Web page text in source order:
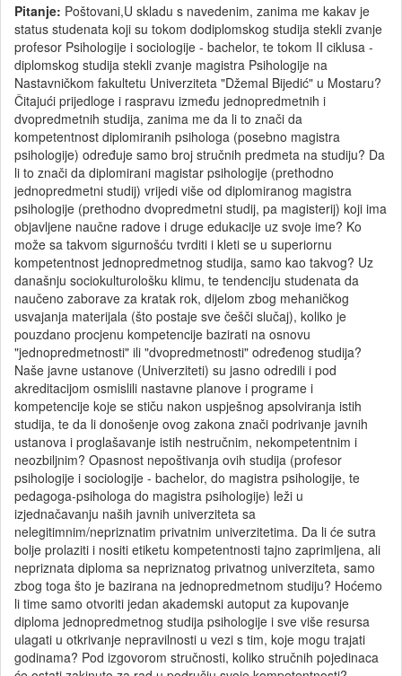
Pitanje: Poštovani,U skladu s navedenim, zanima me kakav je
status studenata koji su tokom dodiplomskog studija stekli zvanje
profesor Psihologije i sociologije - bachelor, te tokom II ciklusa -
diplomskog studija stekli zvanje magistra Psihologije na
Nastavničkom fakultetu Univerziteta "Džemal Bijedić" u Mostaru?
Čitajući prijedloge i raspravu između jednopredmetnih i
dvopredmetnih studija, zanima me da li to znači da
kompetentnost diplomiranih psihologa (posebno magistra
psihologije) određuje samo broj stručnih predmeta na studiju? Da
li to znači da diplomirani magistar psihologije (prethodno
jednopredmetni studij) vrijedi više od diplomiranog magistra
psihologije (prethodno dvopredmetni studij, pa magisterij) koji ima
objavljene naučne radove i druge edukacije uz svoje ime? Ko
može sa takvom sigurnošću tvrditi i kleti se u superiornu
kompetentnost jednopredmetnog studija, samo kao takvog? Uz
današnju sociokulturološku klimu, te tendenciju studenata da
naučeno zaborave za kratak rok, dijelom zbog mehaničkog
usvajanja materijala (što postaje sve češči slučaj), koliko je
pouzdano procjenu kompetencije bazirati na osnovu
"jednopredmetnosti" ili "dvopredmetnosti" određenog studija?
Naše javne ustanove (Univerziteti) su jasno odredili i pod
akreditacijom osmislili nastavne planove i programe i
kompetencije koje se stiču nakon uspješnog apsolviranja istih
studija, te da li donošenje ovog zakona znači podrivanje javnih
ustanova i proglašavanje istih nestručnim, nekompetentnim i
neozbiljnim? Opasnost nepoštivanja ovih studija (profesor
psihologije i sociologije - bachelor, do magistra psihologije, te
pedagoga-psihologa do magistra psihologije) leži u
izjednačavanju naših javnih univerziteta sa
nelegitimnim/nepriznatim privatnim univerzitetima. Da li će sutra
bolje prolaziti i nositi etiketu kompetentnosti tajno zaprimljena, ali
nepriznata diploma sa nepriznatog privatnog univerziteta, samo
zbog toga što je bazirana na jednopredmetnom studiju? Hoćemo
li time samo otvoriti jedan akademski autoput za kupovanje
diploma jednopredmetnog studija psihologije i sve više resursa
ulagati u otkrivanje nepravilnosti u vezi s tim, koje mogu trajati
godinama? Pod izgovorom stručnosti, koliko stručnih pojedinaca